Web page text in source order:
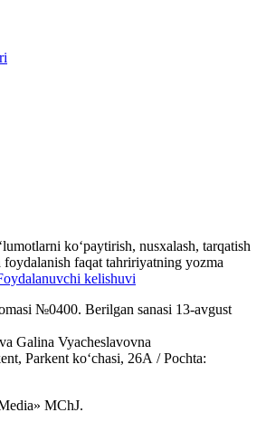
ko‘paytirish, nusxalash, tarqatish
foydalanish faqat tahririyatning yozma
kelishuvi
№0400. Berilgan sanasi 13-avgust
Galina Vyacheslavovna
Parkent ko‘chasi, 26А / Pochta:
MChJ.